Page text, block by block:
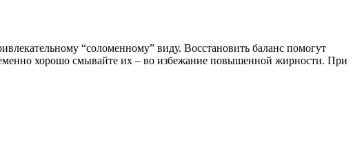
“соломенному” виду. Восстановить баланс помогут
хорошо смывайте их – во избежание повышенной жирности. При